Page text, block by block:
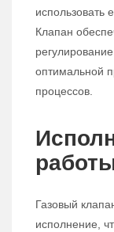
использовать
Клапан
оптимальной
процессов.
Газовый
исполнение,